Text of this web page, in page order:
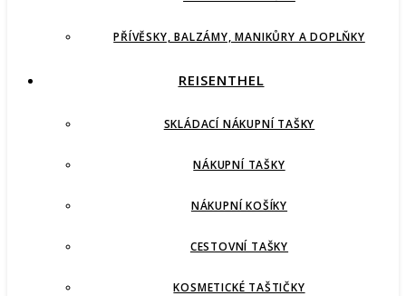
PŘÍVĚSKY, BALZÁMY, MANIKŮRY A DOPLŇKY
REISENTHEL
SKLÁDACÍ NÁKUPNÍ TAŠKY
NÁKUPNÍ TAŠKY
NÁKUPNÍ KOŠÍKY
CESTOVNÍ TAŠKY
KOSMETICKÉ TAŠTIČKY